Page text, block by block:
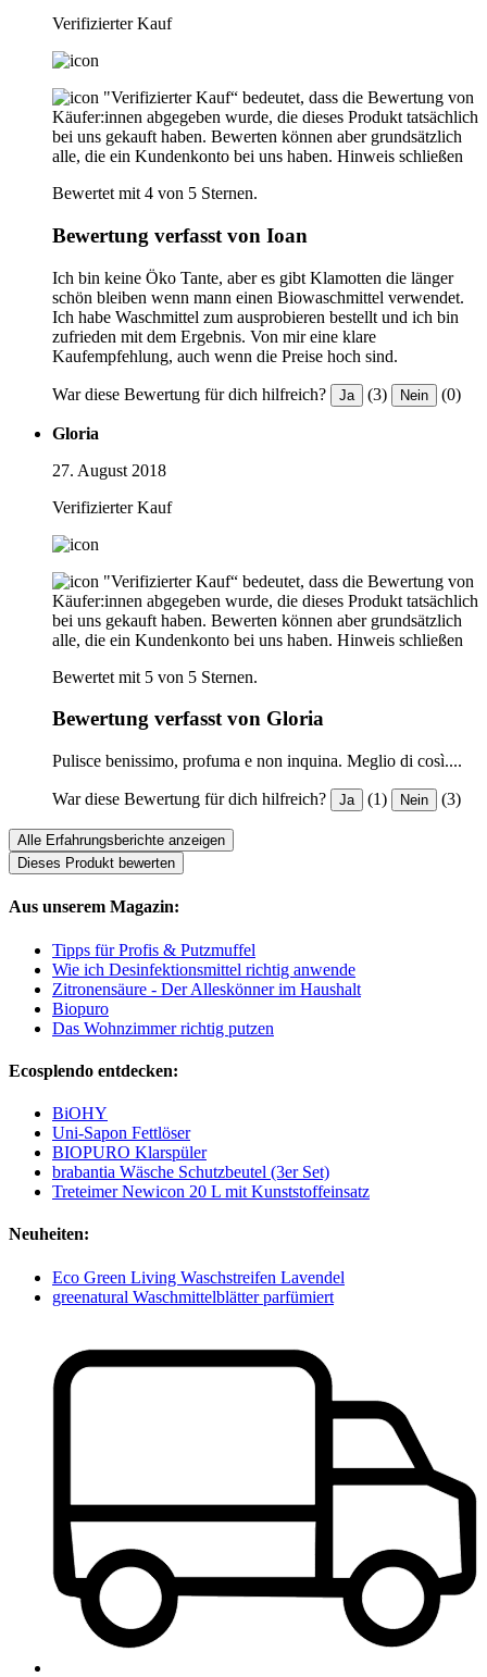
Verifizierter Kauf
"Verifizierter Kauf“ bedeutet, dass die Bewertung von
Käufer:innen abgegeben wurde, die dieses Produkt tatsächlich
bei uns gekauft haben. Bewerten können aber grundsätzlich
alle, die ein Kundenkonto bei uns haben. Hinweis schließen
Bewertet mit 4 von 5 Sternen.
Bewertung verfasst von Ioan
Ich bin keine Öko Tante, aber es gibt Klamotten die länger
schön bleiben wenn mann einen Biowaschmittel verwendet.
Ich habe Waschmittel zum ausprobieren bestellt und ich bin
zufrieden mit dem Ergebnis. Von mir eine klare
Kaufempfehlung, auch wenn die Preise hoch sind.
War diese Bewertung für dich hilfreich? Ja (3) Nein (0)
Gloria
27. August 2018
Verifizierter Kauf
"Verifizierter Kauf“ bedeutet, dass die Bewertung von
Käufer:innen abgegeben wurde, die dieses Produkt tatsächlich
bei uns gekauft haben. Bewerten können aber grundsätzlich
alle, die ein Kundenkonto bei uns haben. Hinweis schließen
Bewertet mit 5 von 5 Sternen.
Bewertung verfasst von Gloria
Pulisce benissimo, profuma e non inquina. Meglio di così....
War diese Bewertung für dich hilfreich? Ja (1) Nein (3)
Alle Erfahrungsberichte anzeigen
Dieses Produkt bewerten
Aus unserem Magazin:
Tipps für Profis & Putzmuffel
Wie ich Desinfektionsmittel richtig anwende
Zitronensäure - Der Alleskönner im Haushalt
Biopuro
Das Wohnzimmer richtig putzen
Ecosplendo entdecken:
BiOHY
Uni-Sapon Fettlöser
BIOPURO Klarspüler
brabantia Wäsche Schutzbeutel (3er Set)
Treteimer Newicon 20 L mit Kunststoffeinsatz
Neuheiten:
Eco Green Living Waschstreifen Lavendel
greenatural Waschmittelblätter parfümiert